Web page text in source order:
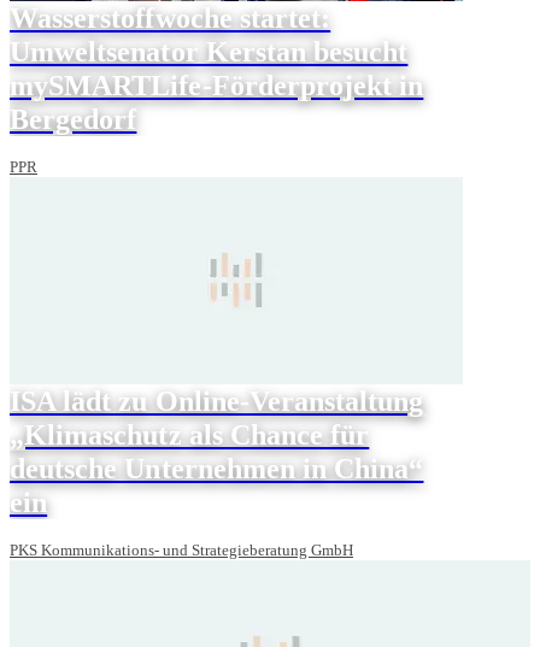
Wasserstoffwoche startet:
Umweltsenator Kerstan besucht
mySMARTLife-Förderprojekt in
Bergedorf
PPR
ISA lädt zu Online-Veranstaltung
„Klimaschutz als Chance für
deutsche Unternehmen in China“
ein
PKS Kommunikations- und Strategieberatung GmbH